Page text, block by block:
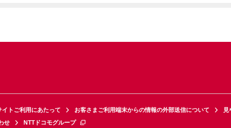
イトご利用にあたって お客さまご利用端末からの情報の外部送信について
見
せ NTTドコモグループ